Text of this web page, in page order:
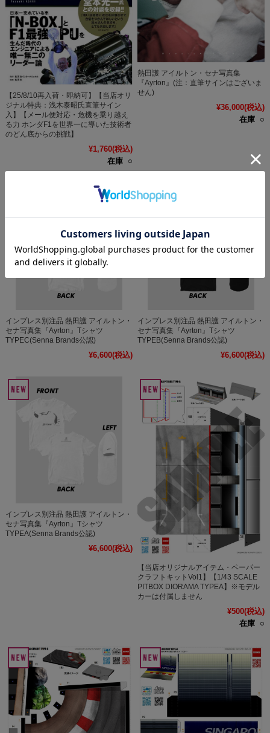
【25/8/10再入荷・即納可】【当店オリ
ジナル特典：浅木泰昭氏直筆サイン
入】【メール便対応・危機を乗り越え
る力 ホンダF1を世界一に導いた技術者
のどん底からの挑戦】
¥1,760(税込)
在庫 ○
熱田護 アイルトン・セナ写真集
『Ayrton』(注：直筆サインはございま
せん)
¥36,000(税込)
在庫 ○
インプレス別注品 熱田護 アイルトン・
セナ写真集『Ayrton』Tシャツ
TYPEC(Senna Brands公認)
¥6,600(税込)
インプレス別注品 熱田護 アイルトン・
セナ写真集『Ayrton』Tシャツ
TYPEB(Senna Brands公認)
¥6,600(税込)
インプレス別注品 熱田護 アイルトン・
セナ写真集『Ayrton』Tシャツ
TYPEA(Senna Brands公認)
¥6,600(税込)
【当店オリジナルアイテム・ペーパー
クラフトキットVol1】【1/43 SCALE
PITBOX DIORAMA TYPEA】※モデル
カーは付属しません
¥500(税込)
在庫 ○